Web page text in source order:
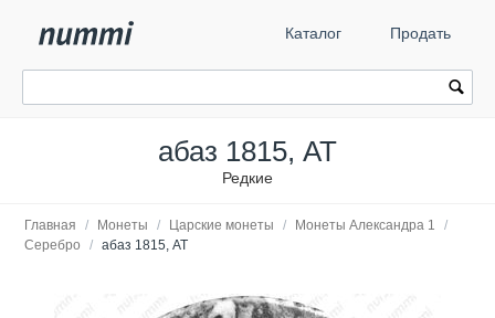
Каталог Продать
абаз 1815, АТ
Редкие
Главная / Монеты / Царские монеты / Монеты Александра 1
/
Серебро
/ абаз 1815, АТ